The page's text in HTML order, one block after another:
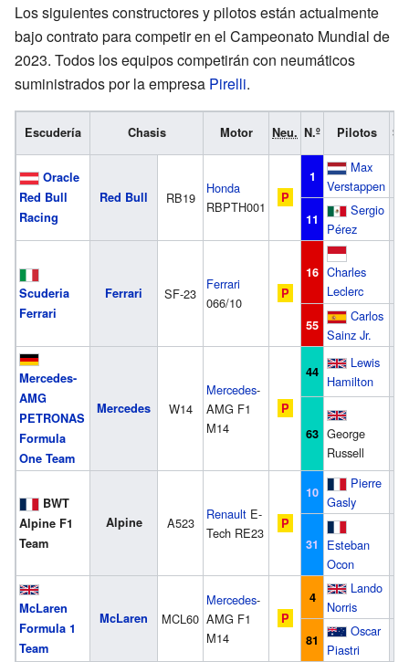
Los siguientes constructores y pilotos están actualmente
bajo contrato para competir en el Campeonato Mundial de
2023. Todos los equipos competirán con neumáticos
suministrados por la empresa Pirelli.
Escudería Chasis Motor Neu. N.º Pilotos
Oracle
Red Bull
Racing
Red Bull RB19
Honda
RBPTH001
P
1
Max
Verstappen
11
Sergio
Pérez
Scuderia
Ferrari
Ferrari SF-23
Ferrari
066/10
P
16 Charles
Leclerc
55
Carlos
Sainz Jr.
Mercedes-
AMG
PETRONAS
Formula
One Team
Mercedes W14
Mercedes-
AMG F1
M14
P
44
Lewis
Hamilton
63 George
Russell
BWT
Alpine F1
Team
Alpine A523
RenaultE-
Tech RE23
P
10
Pierre
Gasly
31
Esteban
Ocon
McLaren
Formula 1
Team
McLaren MCL60
Mercedes-
AMG F1
M14
P
4
Lando
Norris
81
Oscar
Piastri